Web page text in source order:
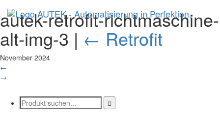
autek-retrofit-richtmaschine-
alt-img-3 | ← Retrofit
November 2024
←
→